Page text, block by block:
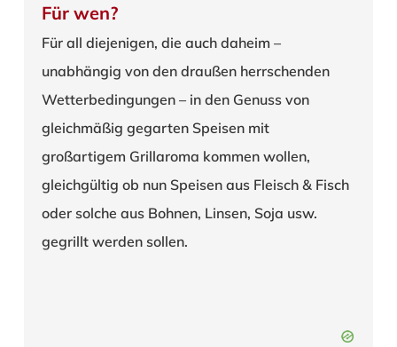
Für wen?
Für all diejenigen, die auch daheim –
unabhängig von den draußen herrschenden
Wetterbedingungen – in den Genuss von
gleichmäßig gegarten Speisen mit
großartigem Grillaroma kommen wollen,
gleichgültig ob nun Speisen aus Fleisch & Fisch
oder solche aus Bohnen, Linsen, Soja usw.
gegrillt werden sollen.